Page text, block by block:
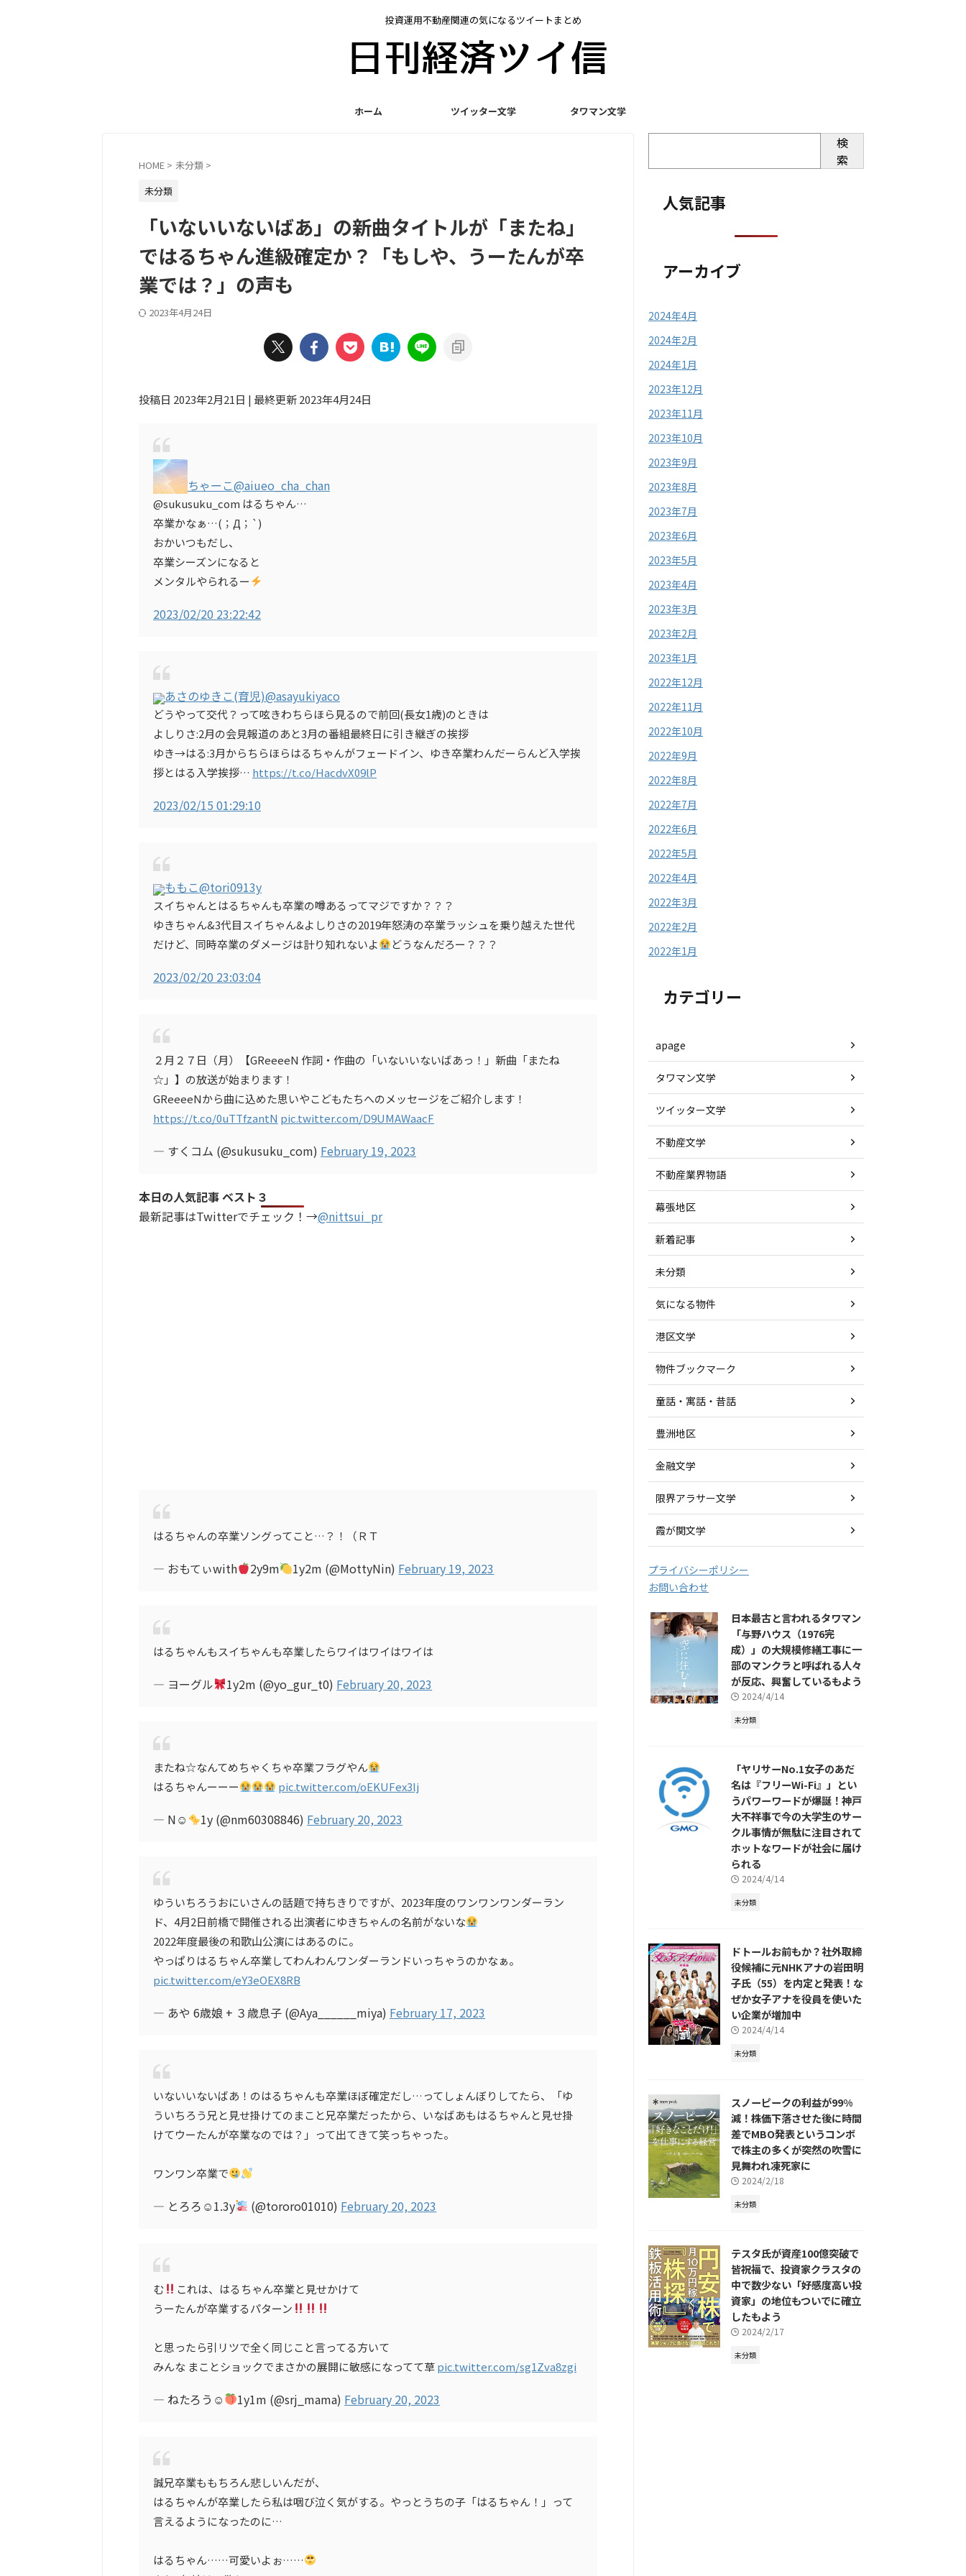
投資運用不動産関連の気になるツイートまとめ
ホーム ツイッター文学 タワマン文学
HOME > 未分類 >
未分類
「いないいないばあ」の新曲タイトルが「またね」
ではるちゃん進級確定か？「もしや、うーたんが卒
業では？」の声も
2023年4月24日
投稿日 2023年2月21日 | 最終更新 2023年4月24日
ちゃーこ@aiueo_cha_chan
@sukusuku_com はるちゃん…
卒業かなぁ…(；Д；`)
おかいつもだし、
卒業シーズンになると
メンタルやられるー
2023/02/20 23:22:42
あさのゆきこ(育児)@asayukiyaco
どうやって交代？って呟きわちらほら見るので前回(長女1歳)のときは
よしりさ:2月の会見報道のあと3月の番組最終日に引き継ぎの挨拶
ゆき→はる:3月からちらほらはるちゃんがフェードイン、ゆき卒業わんだーらんど入学挨
拶とはる入学挨拶… https://t.co/HacdvX09lP
2023/02/15 01:29:10
ももこ@tori0913y
スイちゃんとはるちゃんも卒業の噂あるってマジですか？？？
ゆきちゃん&3代目スイちゃん&よしりさの2019年怒涛の卒業ラッシュを乗り越えた世代
だけど、同時卒業のダメージは計り知れないよ
どうなんだろー？？？
2023/02/20 23:03:04
２月２７日（月）【GReeeeN 作詞・作曲の「いないいないばあっ！」新曲「またね
☆」】の放送が始まります！
GReeeeNから曲に込めた思いやこどもたちへのメッセージをご紹介します！
https://t.co/0uTTfzantN pic.twitter.com/D9UMAWaacF
— すくコム (@sukusuku_com) February 19, 2023
本日の人気記事 ベスト３
最新記事はTwitterでチェック！→@nittsui_pr
はるちゃんの卒業ソングってこと…？！（ＲＴ
— おもてぃwith 2y9m 1y2m (@MottyNin) February 19, 2023
はるちゃんもスイちゃんも卒業したらワイはワイはワイは
— ヨーグル 1y2m (@yo_gur_t0) February 20, 2023
またね☆なんてめちゃくちゃ卒業フラグやん
はるちゃんーーー
pic.twitter.com/oEKUFex3lj
— N☺︎ 1y (@nm60308846) February 20, 2023
ゆういちろうおにいさんの話題で持ちきりですが、2023年度のワンワンワンダーラン
ド、4月2日前橋で開催される出演者にゆきちゃんの名前がないな
2022年度最後の和歌山公演にはあるのに。
やっぱりはるちゃん卒業してわんわんワンダーランドいっちゃうのかなぁ。
pic.twitter.com/eY3eOEX8RB
— あや 6歳娘 + ３歳息子 (@Aya______miya) February 17, 2023
いないいないばあ！のはるちゃんも卒業ほぼ確定だし…ってしょんぼりしてたら、「ゆ
ういちろう兄と見せ掛けてのまこと兄卒業だったから、いなばあもはるちゃんと見せ掛
けてウーたんが卒業なのでは？」って出てきて笑っちゃった。
ワンワン卒業で
— とろろ☺︎1.3y (@tororo01010) February 20, 2023
む
これは、はるちゃん卒業と見せかけて
うーたんが卒業するパターン
と思ったら引リツで全く同じこと言ってる方いて
みんな まことショックでまさかの展開に敏感になってて草pic.twitter.com/sg1Zva8zgi
— ねたろう☺︎ 1y1m (@srj_mama) February 20, 2023
誠兄卒業ももちろん悲しいんだが、
はるちゃんが卒業したら私は咽び泣く気がする。やっとうちの子「はるちゃん！」って
言えるようになったのに…
はるちゃん……可愛いよぉ……
検
索
人気記事
アーカイブ
2024年4月
2024年2月
2024年1月
2023年12月
2023年11月
2023年10月
2023年9月
2023年8月
2023年7月
2023年6月
2023年5月
2023年4月
2023年3月
2023年2月
2023年1月
2022年12月
2022年11月
2022年10月
2022年9月
2022年8月
2022年7月
2022年6月
2022年5月
2022年4月
2022年3月
2022年2月
2022年1月
カテゴリー
apage
タワマン文学
ツイッター文学
不動産文学
不動産業界物語
幕張地区
新着記事
未分類
気になる物件
港区文学
物件ブックマーク
童話・寓話・昔話
豊洲地区
金融文学
限界アラサー文学
霞が関文学
プライバシーポリシー
お問い合わせ
日本最古と言われるタワマン
「与野ハウス（1976完
成）」の大規模修繕工事に一
部のマンクラと呼ばれる人々
が反応、興奮しているもよう
2024/4/14
未分類
「ヤリサーNo.1女子のあだ
名は『フリーWi-Fi』」とい
うパワーワードが爆誕！神戸
大不祥事で今の大学生のサー
クル事情が無駄に注目されて
ホットなワードが社会に届け
られる
2024/4/14
未分類
ドトールお前もか？社外取締
役候補に元NHKアナの岩田明
子氏（55）を内定と発表！な
ぜか女子アナを役員を使いた
い企業が増加中
2024/4/14
未分類
スノーピークの利益が99%
減！株価下落させた後に時間
差でMBO発表というコンボ
で株主の多くが突然の吹雪に
見舞われ凍死家に
2024/2/18
未分類
テスタ氏が資産100億突破で
皆祝福で、投資家クラスタの
中で数少ない「好感度高い投
資家」の地位もついでに確立
したもよう
2024/2/17
未分類